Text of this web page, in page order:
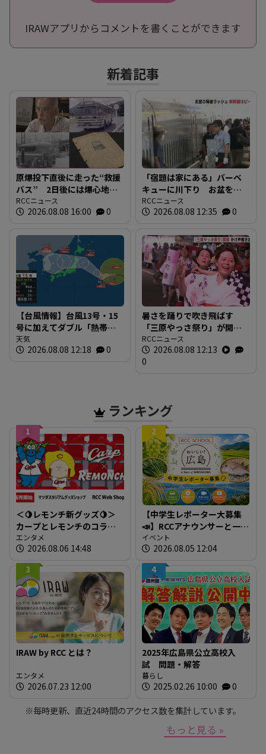
IRAWアプリからコメントを書くことができます
新着記事
原爆投下直後に走った“救援
バス” 2日後には爆心地至
近に路線バスも 戦時下か
ら復興まで支えた“バスの歴
RCCニュース
2026.08.08 16:00 0
「宿題は家にある」バーベ
キューに川下り お盆をふ
るさとで 帰省ラッシュピ
ークで新幹線の下りはほぼ
物を持った人たちで混雑
広島
RCCニュース
2026.08.08 12:35 0
【台風情報】台風13号・15
号に加えてダブル「熱帯低
気圧」発生へ 15号はお盆
に日本直撃か ※18日まで
天気
2026.08.08 12:18 0
暑さを踊りで吹き飛ばす
「三原やっさ祭り」が開
幕 元気なかけ声が響き渡
り 広島・三原市
RCCニュース
2026.08.08 12:13
0
ランキング
1
＜🍋レモンチ新グッズ🍋＞
カープとレモンチのコラボ
グッズが登場！
エンタメ
2026.08.06 14:48
2
【中学生レポーター大募集
📣】RCCアナウンサーと一緒
に「広島の食」の現場を取
材しよう！
イベント
2026.08.05 12:04
3
IRAW by RCC とは？
エンタメ
2026.07.23 12:00
4
2025年広島県公立高校入
試 問題・解答
暮らし
2025.02.26 10:00 0
※毎時更新、直近24時間のアクセス数を集計しています。
もっと見る »